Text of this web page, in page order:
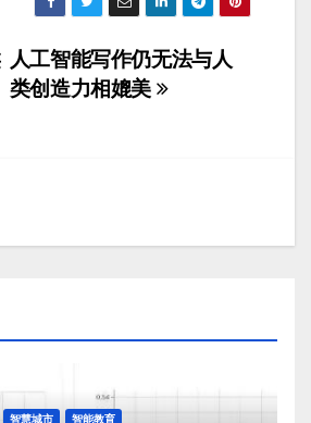
人工智能写作仍无法与人
类创造力相媲美
智慧城市 智能教育